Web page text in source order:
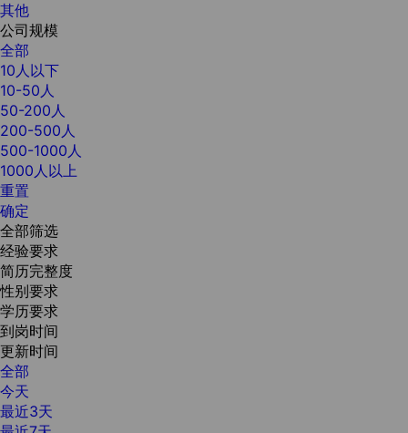
其他
公司规模
全部
10人以下
10-50人
50-200人
200-500人
500-1000人
1000人以上
重置
确定
全部筛选
经验要求
简历完整度
性别要求
学历要求
到岗时间
更新时间
全部
今天
最近3天